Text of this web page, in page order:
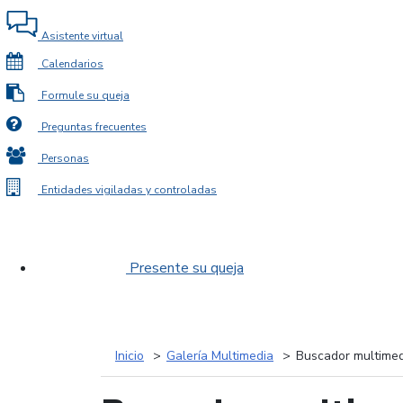
Asistente virtual
Calendarios
Formule su queja
Preguntas frecuentes
Personas
Entidades vigiladas y controladas
Presente su queja
Inicio Galería Multimedia Buscador